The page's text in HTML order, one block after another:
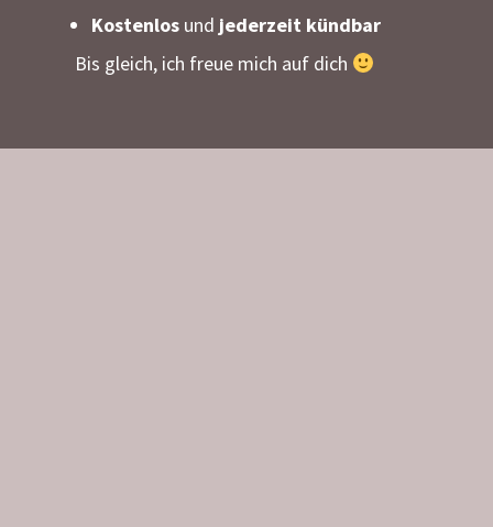
Kostenlos und jederzeit kündbar
Bis gleich, ich freue mich auf dich